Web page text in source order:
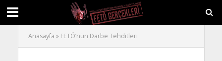
Anasayfa » FETÖ’nün Darbe Tehditleri